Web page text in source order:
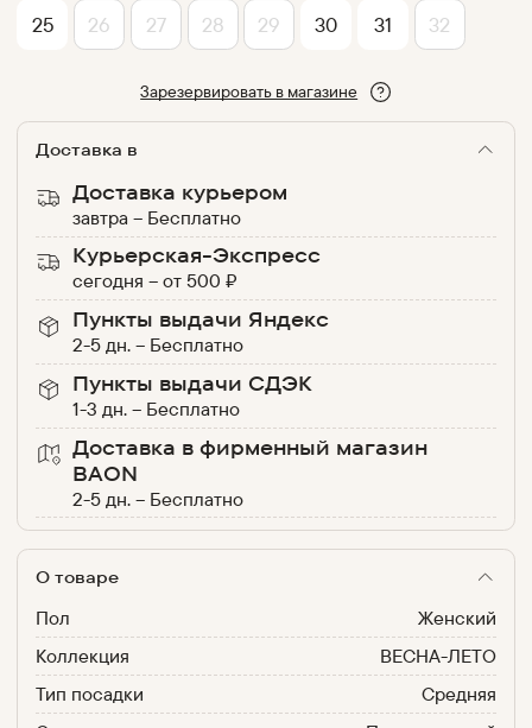
25 26 27 28 29 30 31 32
Зарезервировать в магазине
Доставка в
Доставка курьером
завтра – Бесплатно
Курьерская-Экспресс
сегодня –от500 ₽
Пункты выдачи Яндекс
2-5 дн. – Бесплатно
Пункты выдачи СДЭК
1-3 дн. – Бесплатно
Доставка в фирменный магазин
BAON
2-5 дн. – Бесплатно
О товаре
Пол
Женский
Коллекция
ВЕСНА-ЛЕТО
Тип посадки
Средняя